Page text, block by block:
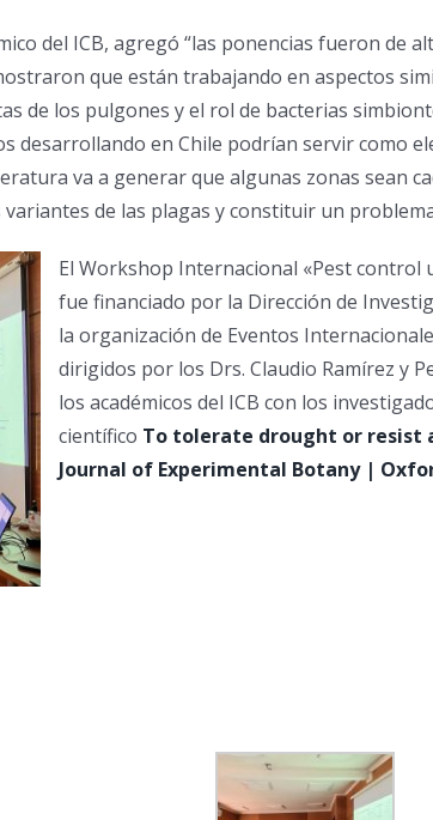
del ICB, agregó “las ponencias fueron de
que están trabajando en aspectos
de los pulgones y el rol de bacterias
desarrollando en Chile podrían servir
va a generar que algunas zonas sean
de las plagas y constituir un
El Workshop Internacional «Pest control
fue financiado por la Dirección de
la organización de Eventos
dirigidos por los Drs. Claudio Ramírez y
los académicos del ICB con los
científico To tolerate drought or resist
Journal of Experimental Botany |